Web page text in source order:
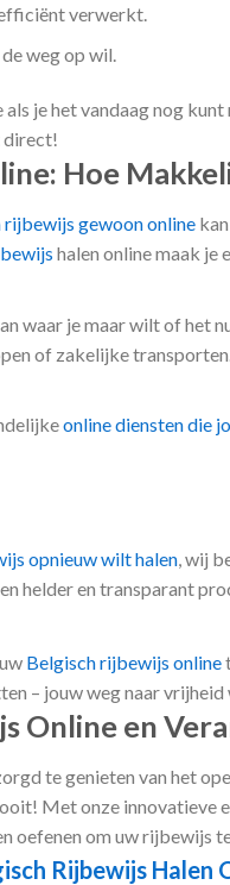
verwerkt.
weg op wil.
je het vandaag nog kunt
direct!
Hoe
rijbewijs gewoon online
halen online maak je
waar je maar wilt of het
of zakelijke
online diensten die
opnieuw wilt halen, wij
helder en transparant
Belgisch rijbewijs online
– jouw weg naar vrijheid
Online en
te genieten van het
Met onze innovatieve
oefenen om uw rijbewijs
Rijbewijs Halen